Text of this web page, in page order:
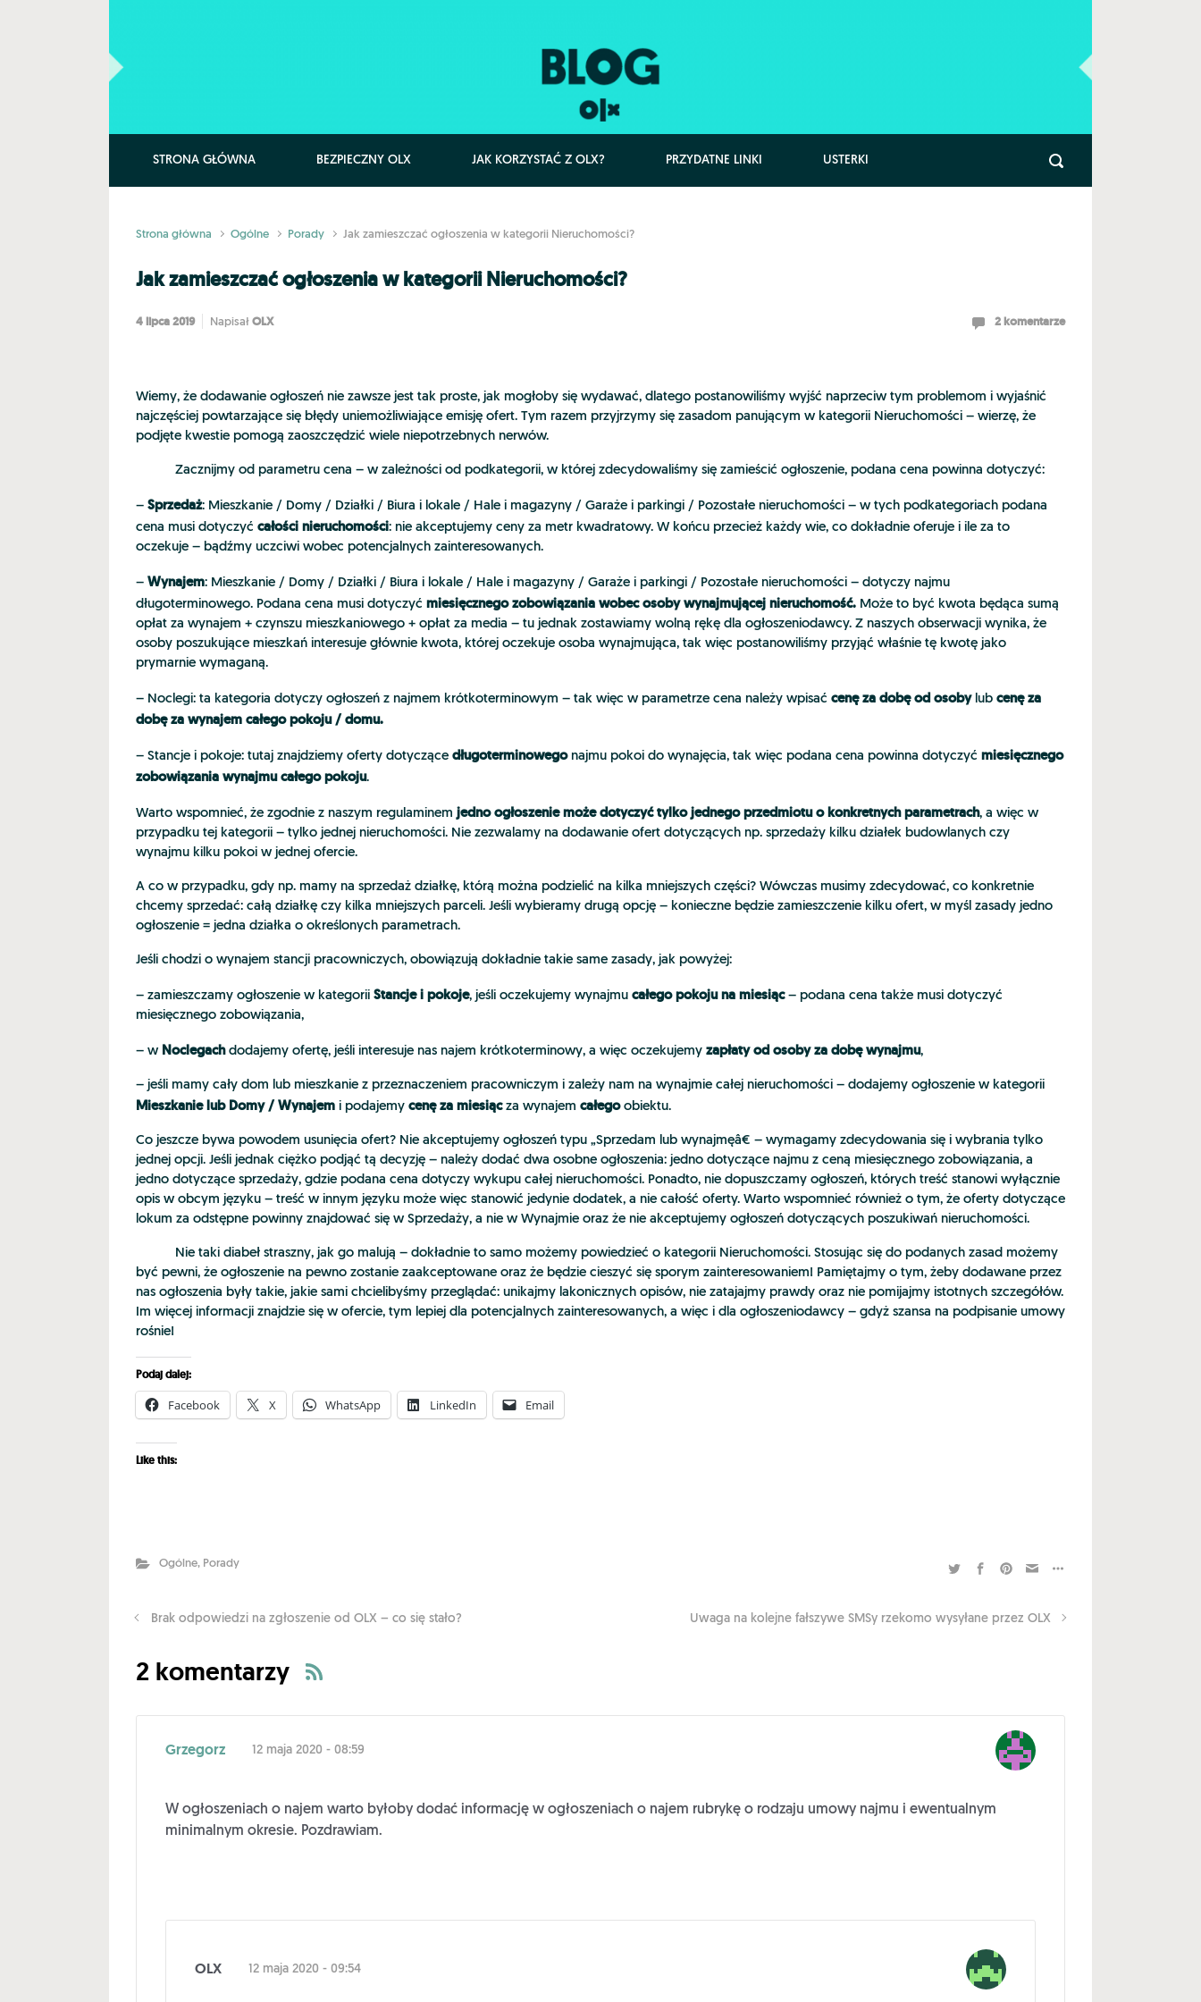
STRONA GŁÓWNA BEZPIECZNY OLX JAK KORZYSTAĆ Z OLX? PRZYDATNE LINKI USTERKI
Strona główna Ogólne Porady Jak zamieszczać ogłoszenia w kategorii Nieruchomości?
Jak zamieszczać ogłoszenia w kategorii Nieruchomości?
4 lipca 2019 Napisał OLX 2 komentarze
Wiemy, że dodawanie ogłoszeń nie zawsze jest tak proste, jak mogłoby się wydawać, dlatego postanowiliśmy wyjść naprzeciw tym problemom i wyjaśnić
najczęściej powtarzające się błędy uniemożliwiające emisję ofert. Tym razem przyjrzymy się zasadom panującym w kategorii Nieruchomości – wierzę, że
podjęte kwestie pomogą zaoszczędzić wiele niepotrzebnych nerwów.
Zacznijmy od parametru cena – w zależności od podkategorii, w której zdecydowaliśmy się zamieścić ogłoszenie, podana cena powinna dotyczyć:
– Sprzedaż: Mieszkanie / Domy / Działki / Biura i lokale / Hale i magazyny / Garaże i parkingi / Pozostałe nieruchomości – w tych podkategoriach podana
cena musi dotyczyć całości nieruchomości: nie akceptujemy ceny za metr kwadratowy. W końcu przecież każdy wie, co dokładnie oferuje i ile za to
oczekuje – bądźmy uczciwi wobec potencjalnych zainteresowanych.
– Wynajem: Mieszkanie / Domy / Działki / Biura i lokale / Hale i magazyny / Garaże i parkingi / Pozostałe nieruchomości – dotyczy najmu
długoterminowego. Podana cena musi dotyczyć miesięcznego zobowiązania wobec osoby wynajmującej nieruchomość. Może to być kwota będąca sumą
opłat za wynajem + czynszu mieszkaniowego + opłat za media – tu jednak zostawiamy wolną rękę dla ogłoszeniodawcy. Z naszych obserwacji wynika, że
osoby poszukujące mieszkań interesuje głównie kwota, której oczekuje osoba wynajmująca, tak więc postanowiliśmy przyjąć właśnie tę kwotę jako
prymarnie wymaganą.
– Noclegi: ta kategoria dotyczy ogłoszeń z najmem krótkoterminowym – tak więc w parametrze cena należy wpisać cenę za dobę od osoby lub cenę za
dobę za wynajem całego pokoju / domu.
– Stancje i pokoje: tutaj znajdziemy oferty dotyczące długoterminowegonajmu pokoi do wynajęcia, tak więc podana cena powinna dotyczyć miesięcznego
zobowiązania wynajmu całego pokoju.
Warto wspomnieć, że zgodnie z naszym regulaminemjedno ogłoszenie może dotyczyć tylko jednego przedmiotu o konkretnych parametrach, a więc w
przypadku tej kategorii – tylko jednej nieruchomości. Nie zezwalamy na dodawanie ofert dotyczących np. sprzedaży kilku działek budowlanych czy
wynajmu kilku pokoi w jednej ofercie.
A co w przypadku, gdy np. mamy na sprzedaż działkę, którą można podzielić na kilka mniejszych części? Wówczas musimy zdecydować, co konkretnie
chcemy sprzedać: całą działkę czy kilka mniejszych parceli. Jeśli wybieramy drugą opcję – konieczne będzie zamieszczenie kilku ofert, w myśl zasady jedno
ogłoszenie = jedna działka o określonych parametrach.
Jeśli chodzi o wynajem stancji pracowniczych, obowiązują dokładnie takie same zasady, jak powyżej:
– zamieszczamy ogłoszenie w kategorii Stancje i pokoje, jeśli oczekujemy wynajmu całego pokoju na miesiąc– podana cena także musi dotyczyć
miesięcznego zobowiązania,
– w Noclegach dodajemy ofertę, jeśli interesuje nas najem krótkoterminowy, a więc oczekujemy zapłaty od osoby za dobę wynajmu,
– jeśli mamy cały dom lub mieszkanie z przeznaczeniem pracowniczym i zależy nam na wynajmie całej nieruchomości – dodajemy ogłoszenie w kategorii
Mieszkanie lub Domy / Wynajem i podajemy cenę za miesiącza wynajem całego obiektu.
Co jeszcze bywa powodem usunięcia ofert? Nie akceptujemy ogłoszeń typu „Sprzedam lub wynajmęâ€ – wymagamy zdecydowania się i wybrania tylko
jednej opcji. Jeśli jednak ciężko podjąć tą decyzję – należy dodać dwa osobne ogłoszenia: jedno dotyczące najmu z ceną miesięcznego zobowiązania, a
jedno dotyczące sprzedaży, gdzie podana cena dotyczy wykupu całej nieruchomości. Ponadto, nie dopuszczamy ogłoszeń, których treść stanowi wyłącznie
opis w obcym języku – treść w innym języku może więc stanowić jedynie dodatek, a nie całość oferty. Warto wspomnieć również o tym, że oferty dotyczące
lokum za odstępne powinny znajdować się w Sprzedaży, a nie w Wynajmie oraz że nie akceptujemy ogłoszeń dotyczących poszukiwań nieruchomości.
Nie taki diabeł straszny, jak go malują – dokładnie to samo możemy powiedzieć o kategorii Nieruchomości. Stosując się do podanych zasad możemy
być pewni, że ogłoszenie na pewno zostanie zaakceptowane oraz że będzie cieszyć się sporym zainteresowaniem! Pamiętajmy o tym, żeby dodawane przez
nas ogłoszenia były takie, jakie sami chcielibyśmy przeglądać: unikajmy lakonicznych opisów, nie zatajajmy prawdy oraz nie pomijajmy istotnych szczegółów.
Im więcej informacji znajdzie się w ofercie, tym lepiej dla potencjalnych zainteresowanych, a więc i dla ogłoszeniodawcy – gdyż szansa na podpisanie umowy
rośnie!
Podaj dalej:
Facebook X WhatsApp LinkedIn Email
Like this:
Ogólne, Porady
Brak odpowiedzi na zgłoszenie od OLX – co się stało? Uwaga na kolejne fałszywe SMSy rzekomo wysyłane przez OLX
2 komentarzy
Grzegorz 12 maja 2020 - 08:59
W ogłoszeniach o najem warto byłoby dodać informację w ogłoszeniach o najem rubrykę o rodzaju umowy najmu i ewentualnym
minimalnym okresie. Pozdrawiam.
OLX 12 maja 2020 - 09:54